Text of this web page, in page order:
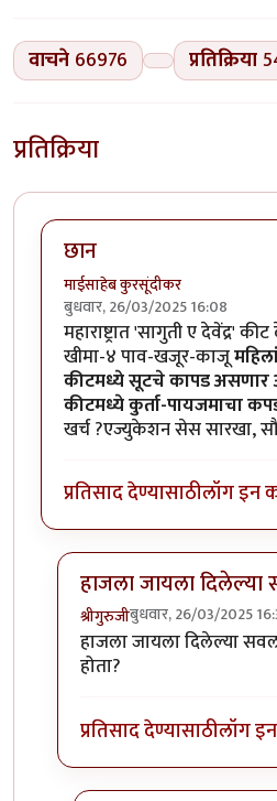
वाचने 66976 प्रतिक्रिया
प्रतिक्रिया
छान
माईसाहेब कुरसूंदीकर
बुधवार, 26/03/2025 16:08
महाराष्ट्रात 'सागुती ए देवेंद्र'
खीमा-४ पाव-खजूर-काजू
कीटमध्ये सूटचे कापड असणार
कीटमध्ये कुर्ता-पायजमाचा
खर्च ?एज्युकेशन सेस सारखा,
प्रतिसाद देण्यासाठीलॉग इन
हाजला जायला दिलेल्या
श्रीगुरुजीबुधवार, 26/03/2025
In reply toछानby
हाजला जायला दिलेल्या
होता?
प्रतिसाद देण्यासाठीलॉग